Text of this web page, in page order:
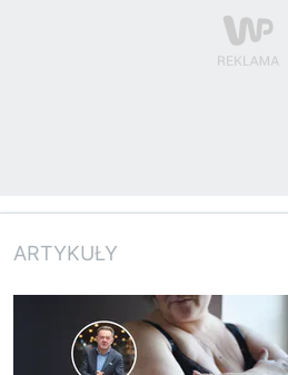
ARTYKUŁY